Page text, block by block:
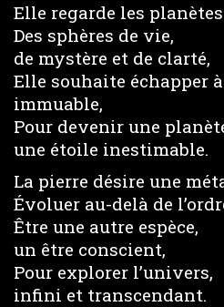
Elle regarde les
Des sphères de vie,
de mystère et de clarté,
Elle souhaite échapper
immuable,
Pour devenir une
une étoile inestimable.
La pierre désire une
Évoluer au-delà de
Être une autre espèce,
un être conscient,
Pour explorer l’univers,
infini et transcendant.